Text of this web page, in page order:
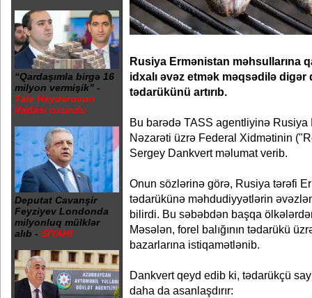
“Qardaşımla birgə 16
milyon vermişik” -
Tale Heydərovun
ifadəsi oxundu
Deputat Cavanşir
Feyziyev Londonda
milyonluq mülklər
alıb - SİYAHI
Rusiya Ermənistan məhsullarına
idxalı əvəz etmək məqsədilə digər
tədarükünü artırıb.
Bu barədə TASS agentliyinə Rusiya
Nəzarəti üzrə Federal Xidmətinin
Sergey Dankvert məlumat verib.
Onun sözlərinə görə, Rusiya tərəfi
tədarükünə məhdudiyyətlərin
bilirdi. Bu səbəbdən başqa
Məsələn, forel balığının tədarükü
bazarlarına istiqamətlənib.
Dankvert qeyd edib ki, tədarükçü
daha da asanlaşdırır: